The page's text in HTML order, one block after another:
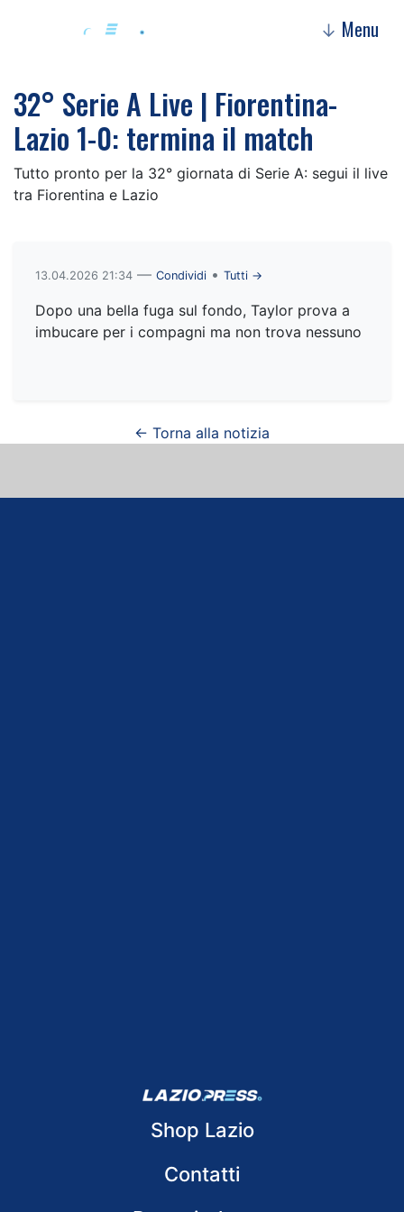
↓ Menu
32° Serie A Live | Fiorentina-
Lazio 1-0: termina il match
Tutto pronto per la 32° giornata di Serie A: segui il live
tra Fiorentina e Lazio
13.04.2026 21:34 — Condividi • Tutti →
Dopo una bella fuga sul fondo, Taylor prova a
imbucare per i compagni ma non trova nessuno
← Torna alla notizia
Shop Lazio
Contatti